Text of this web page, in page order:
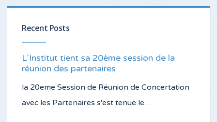
Recent Posts
L'Institut tient sa 20ème session de la
réunion des partenaires
la 20eme Session de Réunion de Concertation
avec les Partenaires s'est tenue le…